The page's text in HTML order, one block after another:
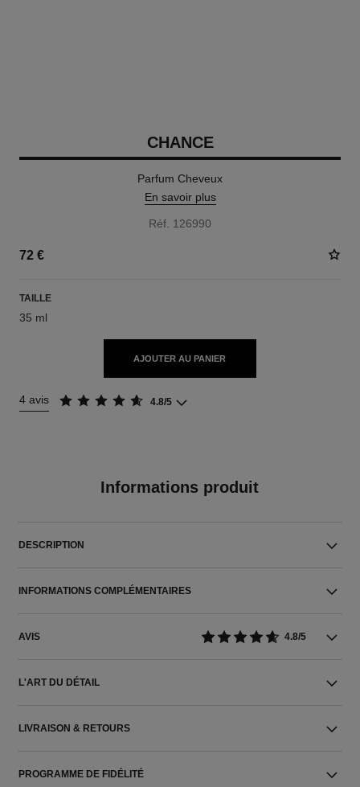
CHANCE
Parfum Cheveux
En savoir plus
Réf. 126990
72 €
TAILLE
35 ml
AJOUTER AU PANIER
4 avis 4.8/5
Informations produit
DESCRIPTION
INFORMATIONS COMPLÉMENTAIRES
AVIS 4.8/5
L'ART DU DÉTAIL
LIVRAISON & RETOURS
PROGRAMME DE FIDÉLITÉ